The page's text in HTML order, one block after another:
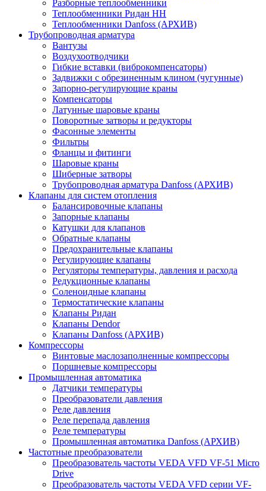
Разборные теплообменники
Теплообменники Ридан НН
Теплообменники Danfoss (АРХИВ)
Трубопроводная арматура
Вантузы
Воздухоотводчики
Гибкие вставки (виброкомпенсаторы)
Задвижки с обрезиненным клином (чугунные)
Запорно-регулирующие краны
Компенсаторы
Латунные шаровые краны
Поворотные затворы и редукторы
Фасонные элементы
Фильтры
Фланцы и фитинги
Шаровые краны
Шиберные затворы
Трубопроводная арматура Danfoss (АРХИВ)
Клапаны для систем отопления
Балансировочные клапаны
Запорные клапаны
Катушки для клапанов
Обратные клапаны
Предохранительные клапаны
Регулирующие клапаны
Регуляторы температуры, давления и расхода
Редукционные клапаны
Соленоидные клапаны
Термостатические клапаны
Клапаны Ридан
Клапаны Dendor
Клапаны Danfoss (АРХИВ)
Компрессоры
Винтовые маслозаполненные компрессоры
Поршневые компрессоры
Промышленная автоматика
Датчики температуры
Преобразователи давления
Реле давления
Реле перепада давления
Реле температуры
Промышленная автоматика Danfoss (АРХИВ)
Частотные преобразователи
Преобразователь частоты VEDA VFD VF-51 Micro
Drive
Преобразователь частоты VEDA VFD серии VF-